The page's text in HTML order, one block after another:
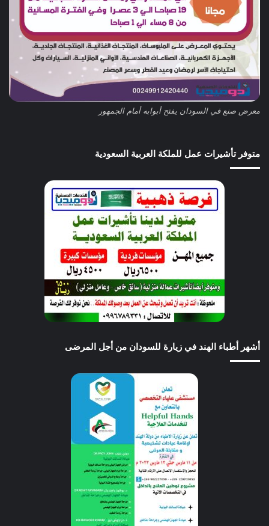
معرض صنع في السودان يفتح أبوابه أمام الجمهور
متوفر تأشيرات عمل للملكة العربية السعودية
أشهر أطباء الهند في زيارة للسودان من أجل المرضى